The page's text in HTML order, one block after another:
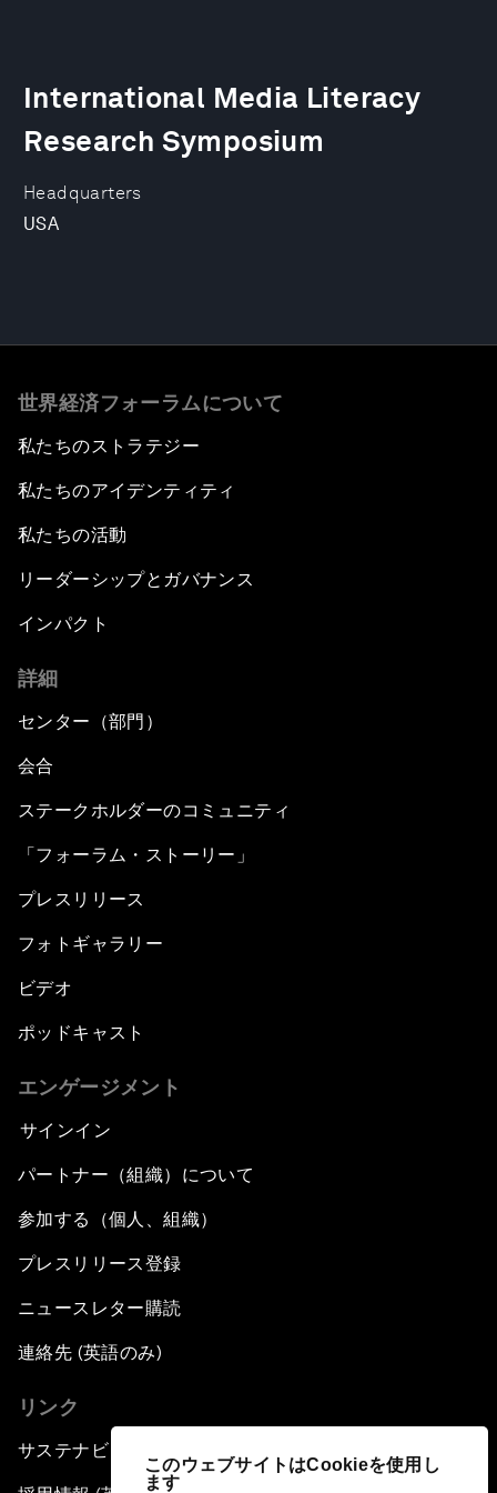
このウェブサイトはCookieを使用し
ます
Headquarters
USA
International Media Literacy
Research Symposium
世界経済フォーラムについて
私たちのストラテジー
私たちのアイデンティティ
私たちの活動
リーダーシップとガバナンス
インパクト
詳細
センター（部門）
会合
ステークホルダーのコミュニティ
「フォーラム・ストーリー」
プレスリリース
フォトギャラリー
ビデオ
ポッドキャスト
エンゲージメント
サインイン
パートナー（組織）について
参加する（個人、組織）
プレスリリース登録
ニュースレター購読
連絡先 (英語のみ)
リンク
サステナビリティへの取り組み